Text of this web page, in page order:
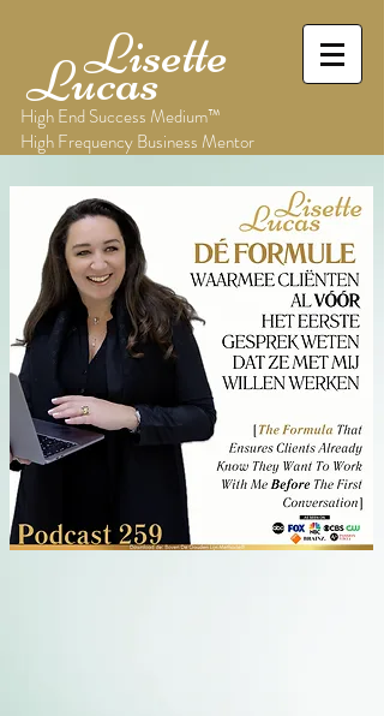
Lisette
Lucas
High End Success Medium™
High Frequency Business Mentor